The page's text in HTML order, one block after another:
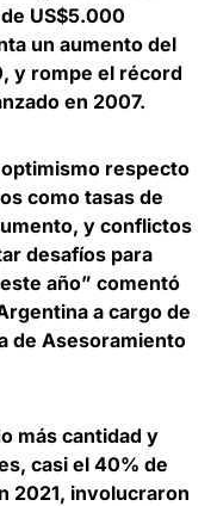
US$5.000
un aumento del
y rompe el récord
en 2007.
respecto
como tasas de
y conflictos
desafíos para
año” comentó
a cargo de
de Asesoramiento
más cantidad y
, casi el 40% de
2021, involucraron